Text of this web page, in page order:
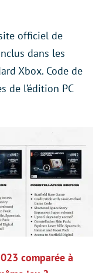
officiel de
dans les
Xbox. Code de
de l’édition PC
comparée à